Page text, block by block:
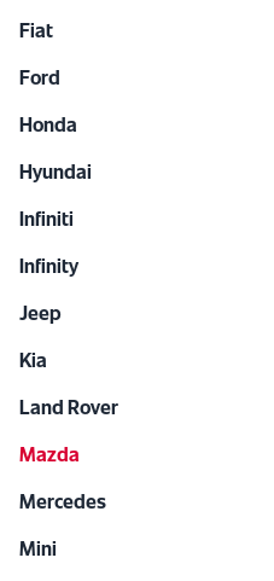
Fiat
Ford
Honda
Hyundai
Infiniti
Infinity
Jeep
Kia
Land Rover
Mazda
Mercedes
Mini